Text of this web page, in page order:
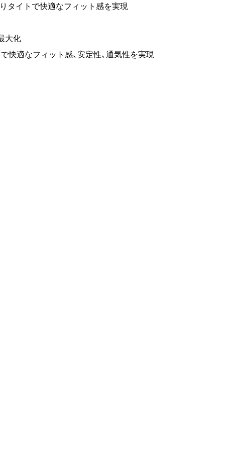
タイトで快適なフィット感を実現
大化
快適なフィット感、安定性、通気性を実現